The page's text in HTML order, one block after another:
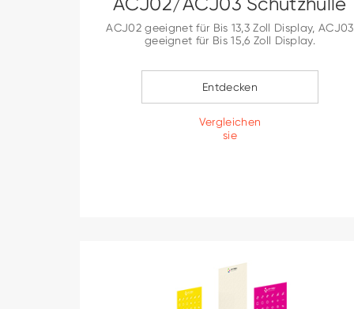
ACJ02 geeignet für Bis 13,3 Zoll Display, ACJ03
geeignet für Bis 15,6 Zoll Display.
Entdecken
Vergleichen
sie